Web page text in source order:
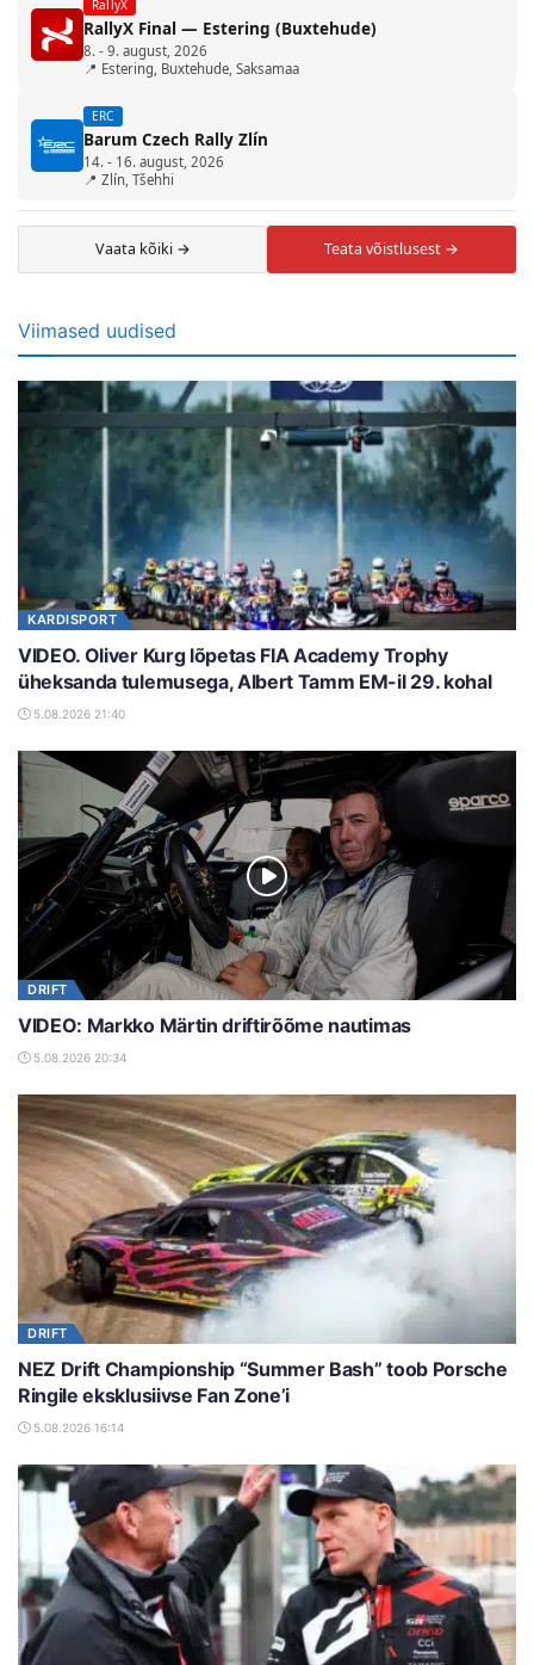
RallyX
RallyX Final — Estering (Buxtehude)
8. - 9. august, 2026
📍 Estering, Buxtehude, Saksamaa
ERC
Barum Czech Rally Zlín
14. - 16. august, 2026
📍 Zlín, Tšehhi
Vaata kõiki → Teata võistlusest →
Viimased uudised
KARDISPORT
VIDEO. Oliver Kurg lõpetas FIA Academy Trophy
üheksanda tulemusega, Albert Tamm EM-il 29. kohal
5.08.2026 21:40
DRIFT
VIDEO: Markko Märtin driftirõõme nautimas
5.08.2026 20:34
DRIFT
NEZ Drift Championship “Summer Bash” toob Porsche
Ringile eksklusiivse Fan Zone’i
5.08.2026 16:14